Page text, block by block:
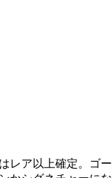
レア以上確定。ゴー